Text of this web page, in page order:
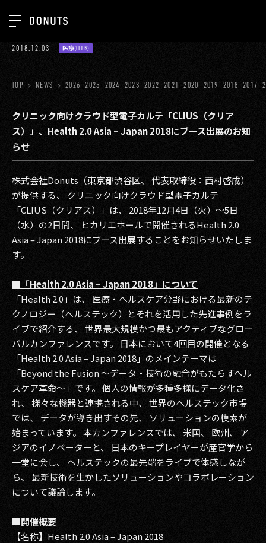
ジョブカン
ゲーム
ミクチャ
医療(CLIUS)
出版メディア
美少女図鑑
イベント
その他事業
2026
2025
2024
2023
2022
2021
2020
2018
TOP
ABOUT
SERVICES
GROUP
RECRUIT
CONTACT
PRIVACY POLICY
2018.12.03 医療(CLIUS)
TOP NEWS 2026 2025 2024 2023 2022 2021 2020 2019 2018 2017
クリニック向けクラウド型電子カルテ「CLIUS（クリア
ス）」、Health 2.0 Asia – Japan 2018にブース出展のお知
らせ
株式会社Donuts（東京都渋谷区、 代表取締役：西村啓成）
が提供する、 クリニック向けクラウド型電子カルテ
「CLIUS（クリアス）」は、 2018年12月4日（火）～5日
（水）の2日間、 ヒカリエホールで開催されるHealth 2.0
Asia – Japan 2018にブース出展することをお知らせいたしま
す。
■「Health 2.0 Asia – Japan 2018」について
「Health 2.0」は、 医療・ヘルスケア分野における最新のテ
クノロジー（ヘルステック）とそれを活用した先進事例をラ
イブで紹介する、 世界最大規模かつ最もアクティブなグロー
バルカンファレンスです。 日本において4回目の開催となる
「Health 2.0 Asia – Japan 2018」のメインテーマは
「Beyond the Fusion ～データ・技術の融合がもたらすヘル
スケア革命～」です。 個人の情報が多種多様にデータ化さ
れ、 様々な機器と連携される中、 世界のヘルステック市場
では、 データが導き出すその先、 ソリューションの模索が
始まっています。 本カンファレンスでは、 米国、 欧州、 ア
ジアのイノベーターと、 日本のキープレイヤーが産官学から
一堂に会し、 ヘルステックの最先端をライブで体感しなが
ら、 最新技術を生かしたソリューションやコラボレーション
について議論します。
■開催概要
【名称】Health 2.0 Asia – Japan 2018